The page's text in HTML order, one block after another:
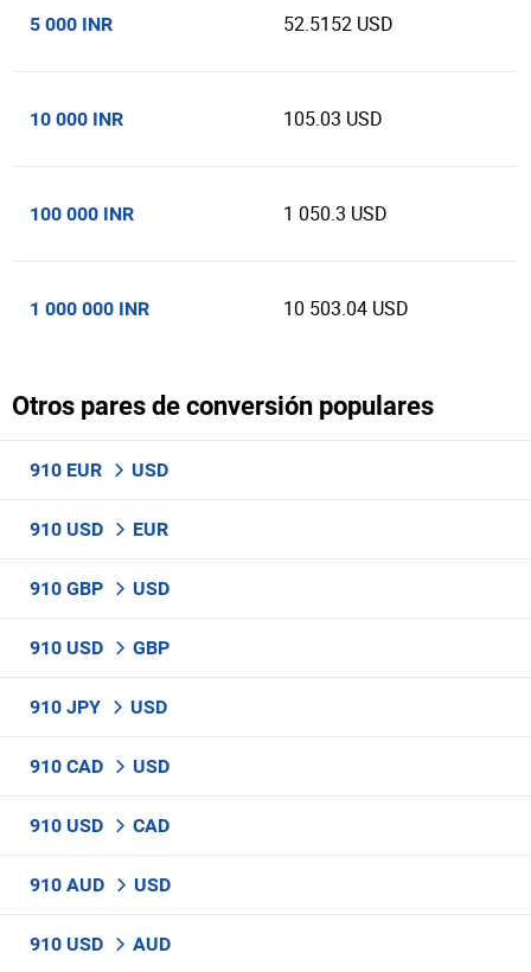
5 000 INR 52.5152 USD
10 000 INR 105.03 USD
100 000 INR 1 050.3 USD
1 000 000 INR 10 503.04 USD
Otros pares de conversión populares
910 EUR USD
910 USD EUR
910 GBP USD
910 USD GBP
910 JPY USD
910 CAD USD
910 USD CAD
910 AUD USD
910 USD AUD